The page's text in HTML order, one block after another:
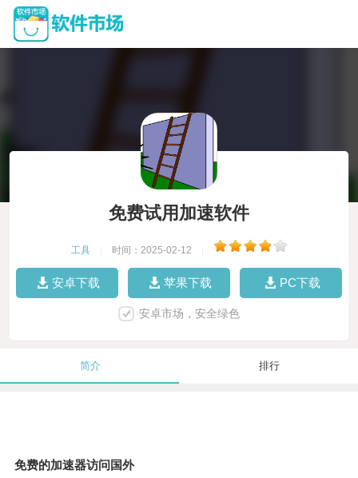
免费试用加速软件
工具 时间：2025-02-12
安卓下载 苹果下载 PC下载
安卓市场，安全绿色
简介 排行
免费的加速器访问国外